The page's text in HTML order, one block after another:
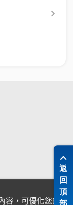
返
回
頂
部
容，可優化您的